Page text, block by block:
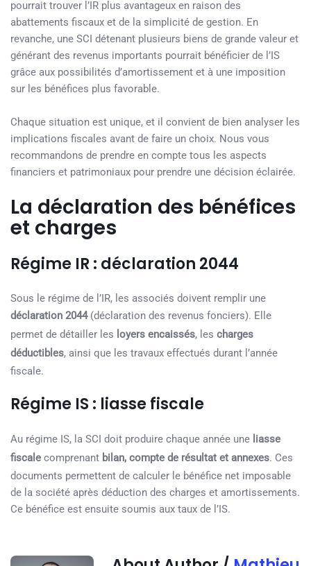
pourrait trouver l’IR plus avantageux en raison des
abattements fiscaux et de la simplicité de gestion. En
revanche, une SCI détenant plusieurs biens de grande valeur et
générant des revenus importants pourrait bénéficier de l’IS
grâce aux possibilités d’amortissement et à une imposition
sur les bénéfices plus favorable.
Chaque situation est unique, et il convient de bien analyser les
implications fiscales avant de faire un choix. Nous vous
recommandons de prendre en compte tous les aspects
financiers et patrimoniaux pour prendre une décision éclairée.
La déclaration des bénéfices
et charges
Régime IR : déclaration 2044
Sous le régime de l’IR, les associés doivent remplir une
déclaration 2044(déclaration des revenus fonciers). Elle
permet de détailler les loyers encaissés, les charges
déductibles, ainsi que les travaux effectués durant l’année
fiscale.
Régime IS : liasse fiscale
Au régime IS, la SCI doit produire chaque année une liasse
fiscale comprenant bilan, compte de résultat et annexes. Ces
documents permettent de calculer le bénéfice net imposable
de la société après déduction des charges et amortissements.
Ce bénéfice est ensuite soumis aux taux de l’IS.